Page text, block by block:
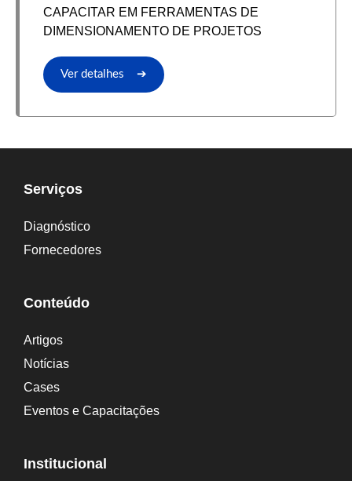
CAPACITAR EM FERRAMENTAS DE
DIMENSIONAMENTO DE PROJETOS
Ver detalhes ➔
Serviços
Diagnóstico
Fornecedores
Conteúdo
Artigos
Notícias
Cases
Eventos e Capacitações
Institucional